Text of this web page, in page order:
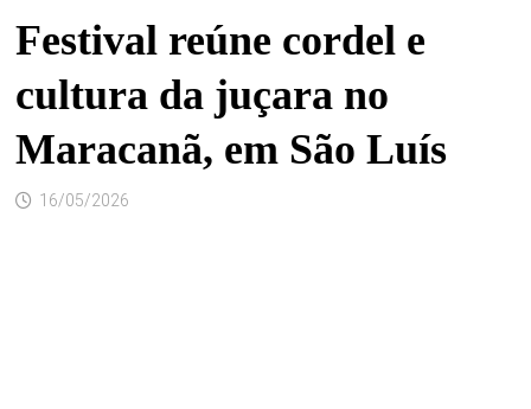
Festival reúne cordel e
cultura da juçara no
Maracanã, em São Luís
16/05/2026